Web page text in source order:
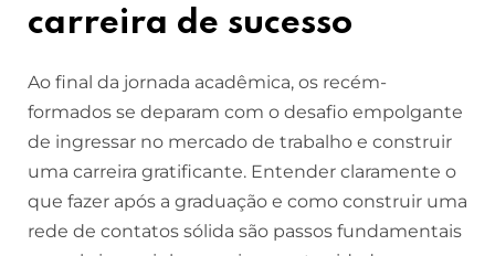
carreira de sucesso
Ao final da jornada acadêmica, os recém-
formados se deparam com o desafio empolgante
de ingressar no mercado de trabalho e construir
uma carreira gratificante. Entender claramente o
que fazer após a graduação e como construir uma
rede de contatos sólida são passos fundamentais